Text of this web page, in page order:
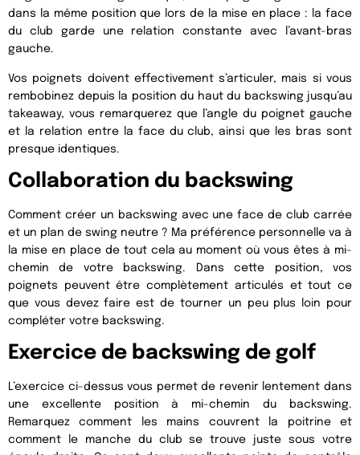
dans la même position que lors de la mise en place : la face
du club garde une relation constante avec l’avant-bras
gauche.
Vos poignets doivent effectivement s’articuler, mais si vous
rembobinez depuis la position du haut du backswing jusqu’au
takeaway, vous remarquerez que l’angle du poignet gauche
et la relation entre la face du club, ainsi que les bras sont
presque identiques.
Collaboration du backswing
Comment créer un backswing avec une face de club carrée
et un plan de swing neutre ? Ma préférence personnelle va à
la mise en place de tout cela au moment où vous êtes à mi-
chemin de votre backswing. Dans cette position, vos
poignets peuvent être complètement articulés et tout ce
que vous devez faire est de tourner un peu plus loin pour
compléter votre backswing.
Exercice de backswing de golf
L’exercice ci-dessus vous permet de revenir lentement dans
une excellente position à mi-chemin du backswing.
Remarquez comment les mains couvrent la poitrine et
comment le manche du club se trouve juste sous votre